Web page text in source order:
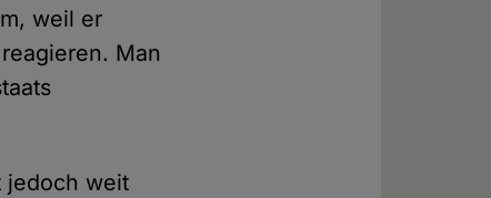
weil er
Man
jedoch weit